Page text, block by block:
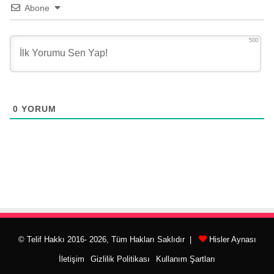
Abone
500
0 YORUM
© Telif Hakkı 2016- 2026, Tüm Hakları Saklıdır | Hisler Aynası
İletişim Gizlilik Politikası Kullanım Şartları